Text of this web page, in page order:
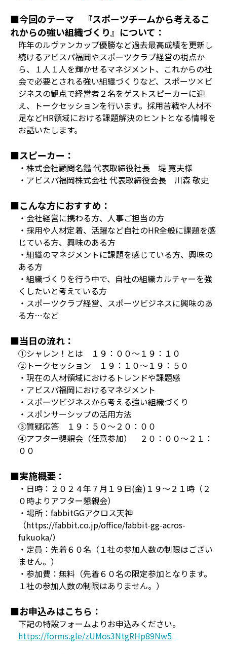
■今回のテーマ 『スポーツチームから考えるこ
れからの強い組織づくり』について：
昨年のルヴァンカップ優勝など過去最高成績を更新し
続けるアビスパ福岡やスポーツクラブ経営の視点か
ら、１人１人を輝かせるマネジメント、これからの社
会で必要とされる強い組織づくりなど、スポーツ×ビ
ジネスの観点で経営者２名をゲストスピーカーに迎
え、トークセッションを行います。採用苦戦や人材不
足などHR領域における課題解決のヒントとなる情報を
お話いたします。
■スピーカー：
・株式会社顧問名鑑 代表取締役社長 堤 寛夫様
・アビスパ福岡株式会社 代表取締役会長 川森 敬史
■こんな方におすすめ：
・会社経営に携わる方、人事ご担当の方
・採用や人材定着、活躍など自社のHR全般に課題を感
じている方、興味のある方
・組織のマネジメントに課題を感じている方、興味の
ある方
・組織づくりを行う中で、自社の組織カルチャーを強
くしたいと考えている方
・スポーツクラブ経営、スポーツビジネスに興味のあ
る方…など
■当日の流れ：
①シャレン！とは １９：００～１９：１０
②トークセッション １９：１０～１９：５０
・現在の人材領域におけるトレンドや課題感
・アビスパ福岡におけるマネジメント
・スポーツビジネスから考える強い組織づくり
・スポンサーシップの活用方法
③質疑応答 １９：５０～２０：００
④アフター懇親会（任意参加） ２０：００～２１：
００
■実施概要：
・日時：２０２４年７月１９日(金)１９〜２１時（２
０時よりアフター懇親会）
・場所：fabbitGGアクロス天神
（https://fabbit.co.jp/office/fabbit-gg-acros-
fukuoka/）
・定員：先着６０名（１社の参加人数の制限はござい
ません。）
・参加費：無料（先着６０名の限定参加となります。
１社の参加人数の制限はありません。）
■お申込みはこちら：
下記の特設フォームよりお申込みください。
https://forms.gle/zUMos3NtgRHp89Nw5